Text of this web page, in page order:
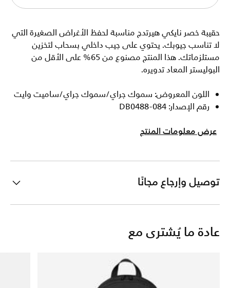
حقيبة خصر نايكي هيرتدج مناسبة لحفظ الأغراض الصغيرة التي
لا تناسب جيوبك. يحتوي على جيب داخلي بسحاب لتخزين
مستلزماتك. هذا المنتج مصنوع من 65% على الأقل من
البوليستر المعاد تدويره.
اللون المعروض: سموك جراي/سموك جراي/ساميت وايت
رقم الإصدار: DB0488-084
عرض معلومات المنتج
توصيل وإرجاع مجانًا
عادة ما يُشترى مع